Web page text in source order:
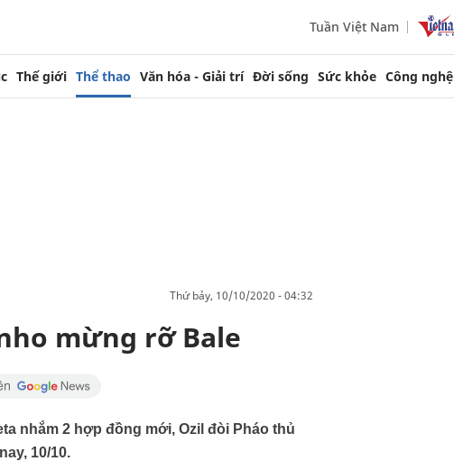
Tuần Việt Nam
Thế giới Thể thao Văn hóa - Giải trí Đời sống Sức khỏe Công nghệ
thứ bảy, 10/10/2020 - 04:32
mừng rỡ Bale
nhắm 2 hợp đồng mới, Ozil đòi Pháo thủ
10/10.